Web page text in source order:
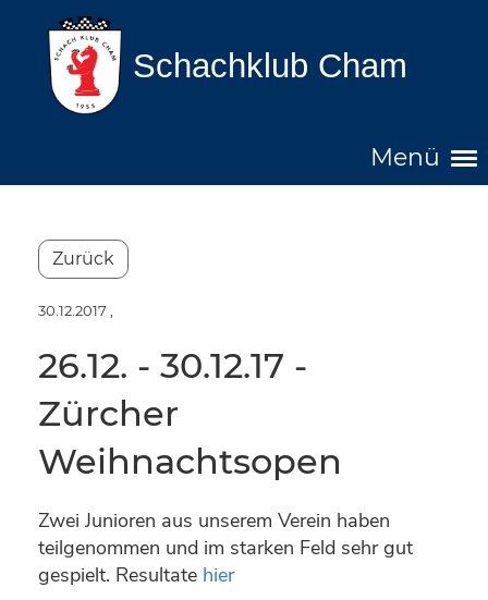
Schachklub Cham
Menü
Zurück
30.12.2017
26.12. - 30.12.17 -
Zürcher
Weihnachtsopen
Zwei Junioren aus unserem Verein haben
teilgenommen und im starken Feld sehr gut
gespielt. Resultate hier